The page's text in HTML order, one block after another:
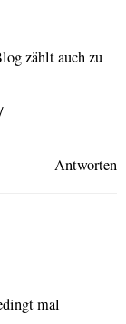
zählt auch zu
Antworten
mal